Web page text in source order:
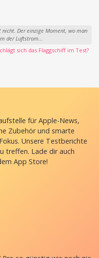
Der einzige Moment, wo man
der Luftstrom...
sich das Flaggschiff im Test?
für Apple-News,
Zubehör und smarte
Unsere Testberichte
treffen. Lade dir auch
App Store!